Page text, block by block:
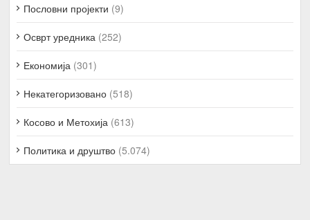
Пословни пројекти (9)
Осврт уредника (252)
Економија (301)
Некатегоризовано (518)
Косово и Метохија (613)
Политика и друштво (5.074)